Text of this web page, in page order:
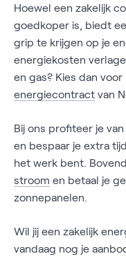
Hoewel een zakelijk
goedkoper is, biedt
grip te krijgen op je
energiekosten
en gas? Kies dan voor
energiecontract van
Bij ons profiteer je
en bespaar je extra
het werk bent.
stroom en betaal je
zonnepanelen.
Wil jij een zakelijk
vandaag nog je